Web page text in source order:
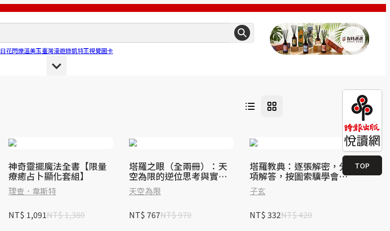
日花閃爍溫美玉臺灣漫遊錄凱特王視覺圖卡
TOP
神奇靈擺魔法全書【限量
療癒占卜顯化套組】
理查．韋斯特
NT$ 1,091NT$ 1,380
塔羅之眼（全兩冊）：天
空為限的逆位思考與實占
解牌
天空為限
NT$ 767NT$ 970
塔羅教典：逐張解密，分
項解答，按圖索驥學會塔
羅牌
子玄
NT$ 332NT$ 420